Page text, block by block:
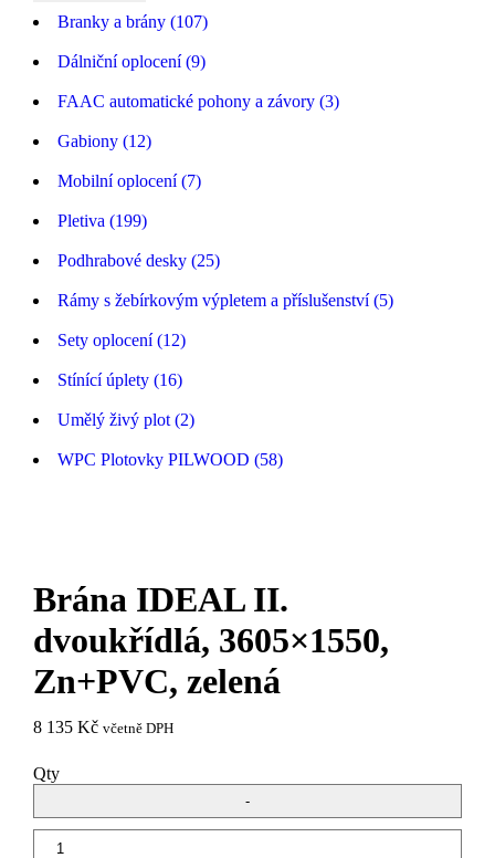
Branky a brány (107)
Dálniční oplocení (9)
FAAC automatické pohony a závory (3)
Gabiony (12)
Mobilní oplocení (7)
Pletiva (199)
Podhrabové desky (25)
Rámy s žebírkovým výpletem a příslušenství (5)
Sety oplocení (12)
Stínící úplety (16)
Umělý živý plot (2)
WPC Plotovky PILWOOD (58)
Brána IDEAL II.
dvoukřídlá, 3605×1550,
Zn+PVC, zelená
8 135 Kč včetně DPH
Qty